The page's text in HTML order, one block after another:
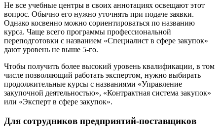
Не все учебные центры в своих аннотациях освещают этот
вопрос. Обычно его нужно уточнять при подаче заявки.
Однако косвенно можно сориентироваться по названию
курса. Чаще всего программы профессиональной
переподготовки с названием «Специалист в сфере закупок»
дают уровень не выше 5-го.
Чтобы получить более высокий уровень квалификации, в том
числе позволяющий работать экспертом, нужно выбирать
продолжительные курсы с названиями «Управление
закупочной деятельностью», «Контрактная система закупок»
или «Эксперт в сфере закупок».
Для сотрудников предприятий-поставщиков